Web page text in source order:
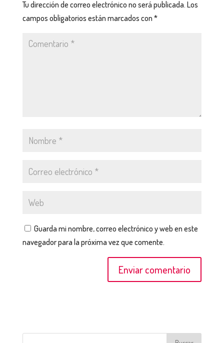
Tu dirección de correo electrónico no será publicada. Los
campos obligatorios están marcados con *
Guarda mi nombre, correo electrónico y web en este
navegador para la próxima vez que comente.